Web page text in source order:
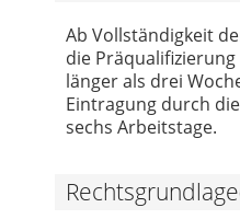
Ab Vollständigkeit
die
länger als drei
Eintragung durch
sechs Arbeitstage.